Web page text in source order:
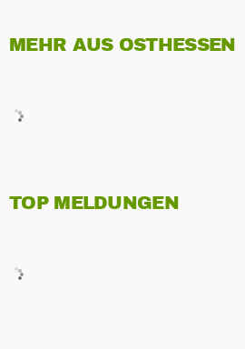
MEHR AUS OSTHESSEN
TOP MELDUNGEN